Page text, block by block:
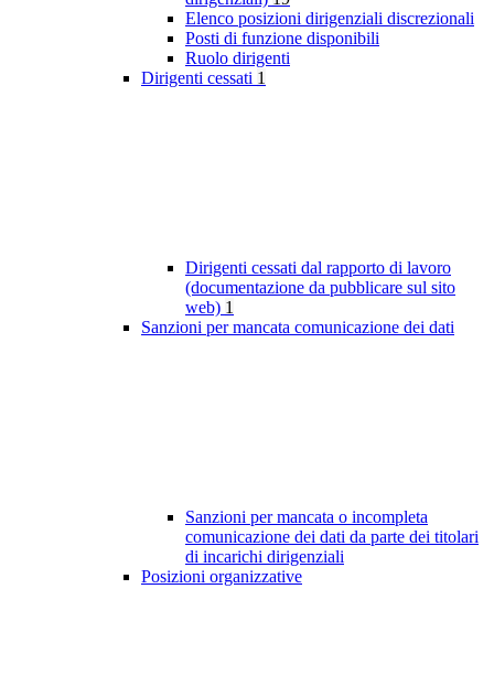
Elenco posizioni dirigenziali discrezionali
Posti di funzione disponibili
Ruolo dirigenti
Dirigenti cessati 1
Dirigenti cessati dal rapporto di lavoro
(documentazione da pubblicare sul sito
web) 1
Sanzioni per mancata comunicazione dei dati
Sanzioni per mancata o incompleta
comunicazione dei dati da parte dei titolari
di incarichi dirigenziali
Posizioni organizzative